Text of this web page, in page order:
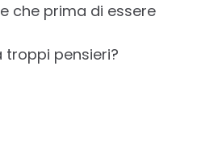
che prima di essere
pensieri?